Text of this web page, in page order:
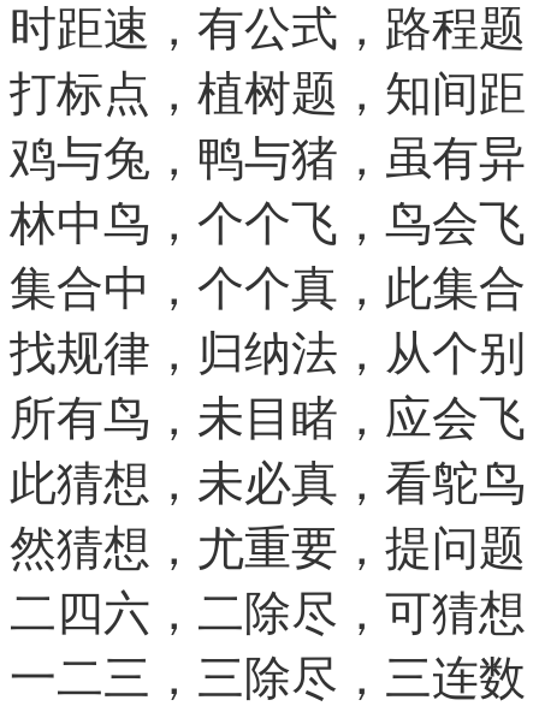
时距速，有公式，路程
打标点，植树题，知间
鸡与兔，鸭与猪，虽有
林中鸟，个个飞，鸟会
集合中，个个真，此集
找规律，归纳法，从个
所有鸟，未目睹，应会
此猜想，未必真，看鸵
然猜想，尤重要，提问
二四六，二除尽，可猜
一二三，三除尽，三连